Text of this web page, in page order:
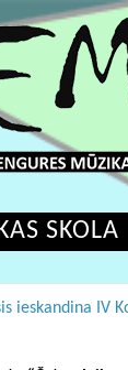
SKOLA
ieskandina IV